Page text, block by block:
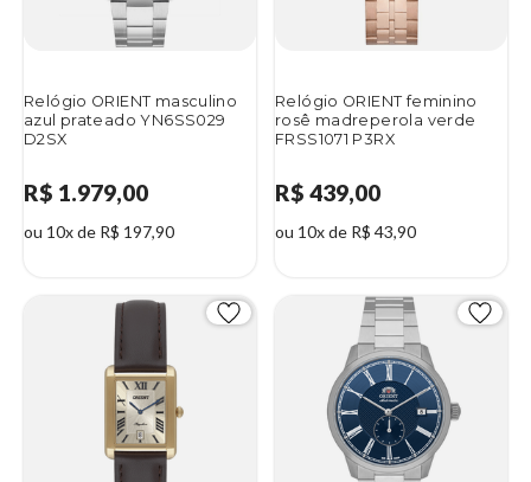
Relógio ORIENT masculino
azul prateado YN6SS029
D2SX
R$ 1.979,00
ou 10x de R$ 197,90
Relógio ORIENT feminino
rosê madreperola verde
FRSS1071 P3RX
R$ 439,00
ou 10x de R$ 43,90